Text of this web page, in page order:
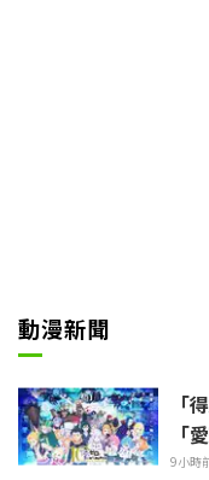
動漫新聞
「
「
9小時